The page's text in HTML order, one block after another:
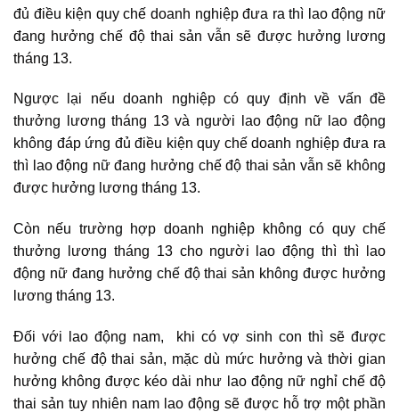
đủ điều kiện quy chế doanh nghiệp đưa ra thì lao động nữ
đang hưởng chế độ thai sản vẫn sẽ được hưởng lương
tháng 13.
Ngược lại nếu doanh nghiệp có quy định về vấn đề
thưởng lương tháng 13 và người lao động nữ lao động
không đáp ứng đủ điều kiện quy chế doanh nghiệp đưa ra
thì lao động nữ đang hưởng chế độ thai sản vẫn sẽ không
được hưởng lương tháng 13.
Còn nếu trường hợp doanh nghiệp không có quy chế
thưởng lương tháng 13 cho người lao động thì thì lao
động nữ đang hưởng chế độ thai sản không được hưởng
lương tháng 13.
Đối với lao động nam, khi có vợ sinh con thì sẽ được
hưởng chế độ thai sản, mặc dù mức hưởng và thời gian
hưởng không được kéo dài như lao động nữ nghỉ chế độ
thai sản tuy nhiên nam lao động sẽ được hỗ trợ một phần